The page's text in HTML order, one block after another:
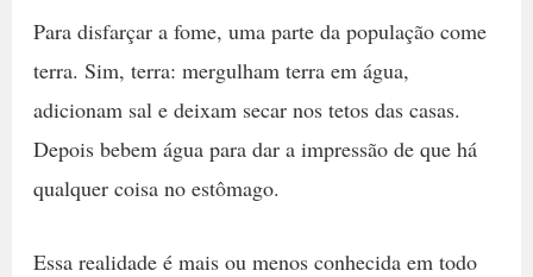
Para disfarçar a fome, uma parte da população come
terra. Sim, terra: mergulham terra em água,
adicionam sal e deixam secar nos tetos das casas.
Depois bebem água para dar a impressão de que há
qualquer coisa no estômago.
Essa realidade é mais ou menos conhecida em todo